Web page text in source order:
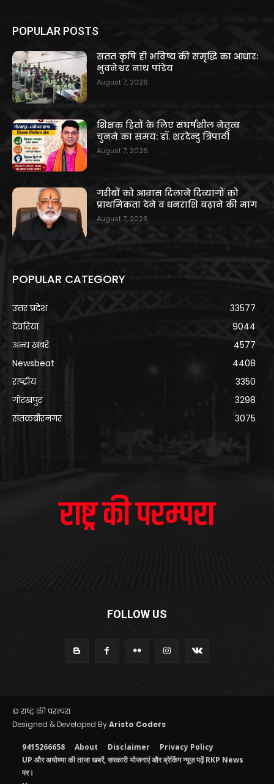
POPULAR POSTS
सतत कृषि ही भविष्य की समृद्धि का आधार:
भुवनेश्वर नाथ पांडेय
August 7, 2026
शिक्षक हितों के लिए संघर्षशील नेतृत्व
चुनने का समय: डॉ. शरदेन्दु त्रिपाठी
August 7, 2026
गरीबों को आवास दिलाने दिव्यांगों को
प्राथमिकता देने व धनराशि बढ़ाने की मांग
August 7, 2026
POPULAR CATEGORY
उत्तर प्रदेश
33577
देवरिया
9044
अन्य खबरे
4577
Newsbeat
4408
राष्ट्रीय
3350
गोरखपुर
3298
संतकबीरनगर
3075
FOLLOW US
© राष्ट्र की परम्परा
Designed & Developed ByAristo Coders
9415266658 About Disclaimer
Privacy Policy
UP और अयोध्या की ताजा खबरें, सरकारी योजनाएं और ब्रेकिंग न्यूज़ पढ़ें RKP News
पर।